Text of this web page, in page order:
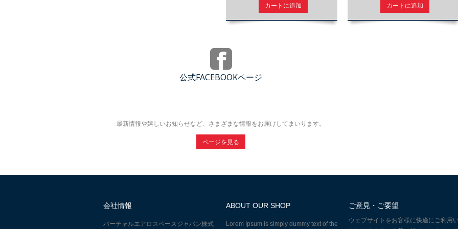
カートに追加 カートに追加
公式FACEBOOKページ
最新情報や嬉しいお知らせなど、さまざまな情報をお届けしてまいります。
ページを見る
会社情報
バーチャルエアロスペースジャパン株式
ABOUT OUR SHOP
Lorem Ipsum is simply dummy text of the
ご意見・ご要望
ウェブサイトをお客様に快適にご利用